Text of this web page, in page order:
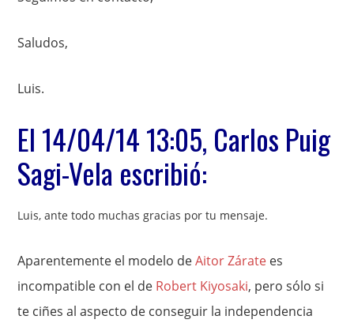
Saludos,
Luis.
El 14/04/14 13:05, Carlos Puig
Sagi-Vela escribió:
Luis, ante todo muchas gracias por tu mensaje.
Aparentemente el modelo deAitor Zárate es
incompatible con el de Robert Kiyosaki, pero sólo si
te ciñes al aspecto de conseguir la independencia